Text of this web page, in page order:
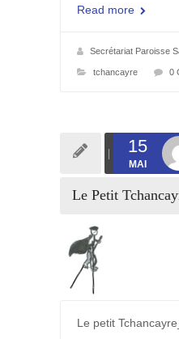
Read more
Secrétariat Paroisse
tchancayre 0
15
MAI
Le Petit
Le petit